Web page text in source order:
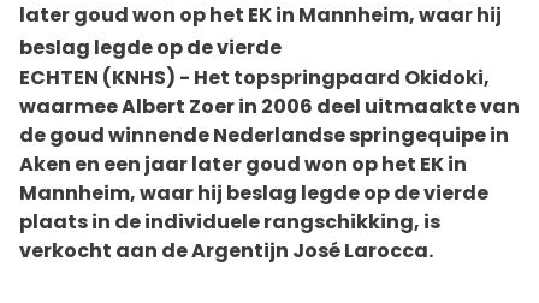
later goud won op het EK in Mannheim, waar hij
beslag legde op de vierde
ECHTEN (KNHS) - Het topspringpaard Okidoki,
waarmee Albert Zoer in 2006 deel uitmaakte van
de goud winnende Nederlandse springequipe in
Aken en een jaar later goud won op het EK in
Mannheim, waar hij beslag legde op de vierde
plaats in de individuele rangschikking, is
verkocht aan de Argentijn José Larocca.